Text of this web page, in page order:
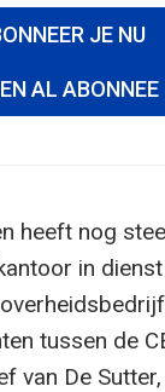
JE NU
AL ABONNEE
heeft nog
in
tussen de
van De Sutter,